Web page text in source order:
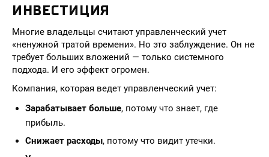
ИНВЕСТИЦИЯ
Многие владельцы считают управленческий учет
«ненужной тратой времени». Но это заблуждение. Он не
требует больших вложений — только системного
подхода. И его эффект огромен.
Компания, которая ведет управленческий учет:
Зарабатывает больше, потому что знает, где
прибыль.
Снижает расходы, потому что видит утечки.